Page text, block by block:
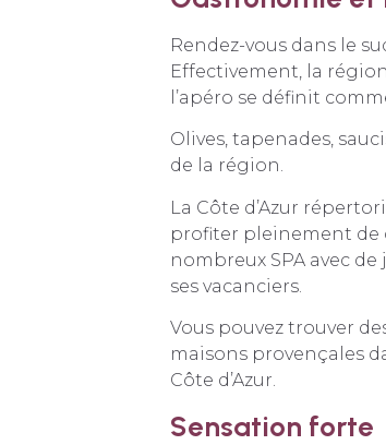
Rendez-vous dans le
Effectivement, la
l’apéro se définit
Olives, tapenades,
de la région.
La Côte d’Azur
profiter pleinement de
nombreux SPA avec
ses vacanciers.
Vous pouvez trouver
maisons provençales
Côte d’Azur.
Sensation forte